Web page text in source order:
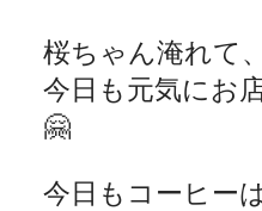
桜ちゃん淹れて
今日も元気にお
🤗
今日もコーヒー